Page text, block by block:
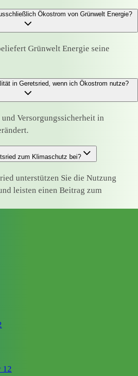
Ökostrom von Grünwelt Energie?
Grünwelt Energie seine
in Geretsried, wenn ich Ökostrom nutze?
Versorgungssicherheit in
zum Klimaschutz bei?
unterstützen Sie die Nutzung
leisten einen Beitrag zum
12